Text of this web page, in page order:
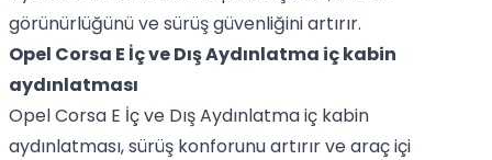
görünürlüğünü ve sürüş güvenliğini artırır.
Opel Corsa E İç ve Dış Aydınlatma iç kabin
aydınlatması
Opel Corsa E İç ve Dış Aydınlatma iç kabin
aydınlatması, sürüş konforunu artırır ve araç içi